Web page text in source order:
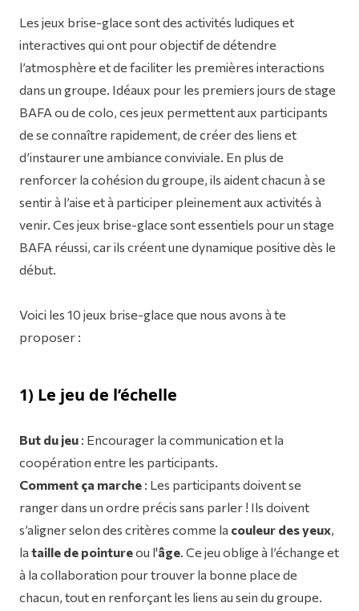
Les jeux brise-glace sont des activités ludiques et
interactives qui ont pour objectif de détendre
l’atmosphère et de faciliter les premières interactions
dans un groupe. Idéaux pour les premiers jours de stage
BAFA ou de colo, ces jeux permettent aux participants
de se connaître rapidement, de créer des liens et
d’instaurer une ambiance conviviale. En plus de
renforcer la cohésion du groupe, ils aident chacun à se
sentir à l’aise et à participer pleinement aux activités à
venir. Ces jeux brise-glace sont essentiels pour un stage
BAFA réussi, car ils créent une dynamique positive dès le
début.
Voici les 10 jeux brise-glace que nous avons à te
proposer :
1) Le jeu de l’échelle
But du jeu : Encourager la communication et la
coopération entre les participants.
Comment ça marche : Les participants doivent se
ranger dans un ordre précis sans parler ! Ils doivent
s’aligner selon des critères comme la couleur des yeux,
la taille de pointureou l'âge. Ce jeu oblige à l’échange et
à la collaboration pour trouver la bonne place de
chacun, tout en renforçant les liens au sein du groupe.